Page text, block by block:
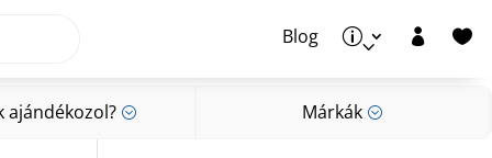
Blog p  
ajándékozol? ; Márkák ;
Márkák;